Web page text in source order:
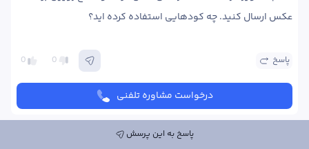
عکس ارسال کنید. چه کودهایی استفاده کرده اید؟
0 0 پاسخ
درخواست مشاوره تلفنی
ارسال پاسخ به این پرسش
پاسخ به این پرسش